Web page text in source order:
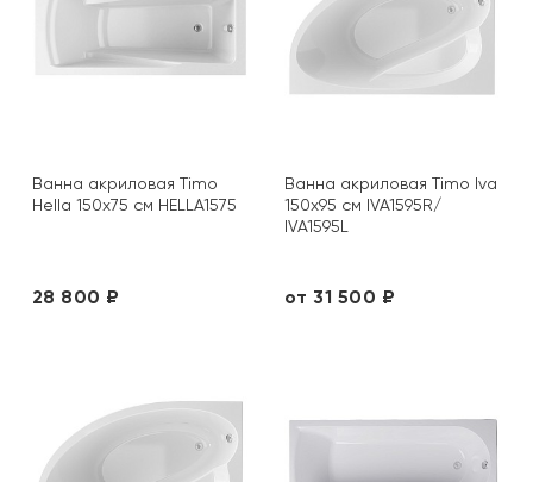
Ванна акриловая Timo
Hella 150x75 см HELLA1575
28 800 ₽
Ванна акриловая Timo Iva
150x95 см IVA1595R/
IVA1595L
от 31 500 ₽